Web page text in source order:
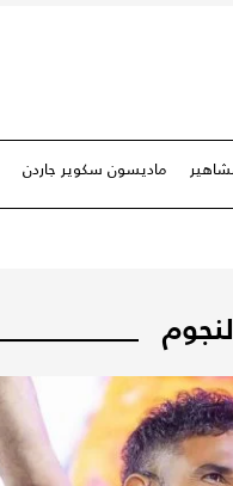
ماديسون سكوير جاردن